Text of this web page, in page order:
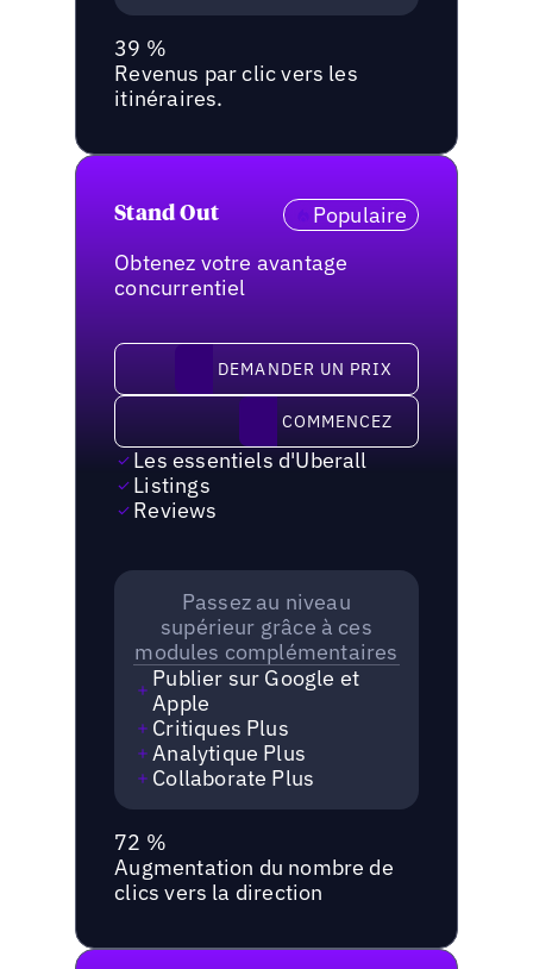
39 %
Revenus par clic vers les
itinéraires.
Stand Out
Populaire
Obtenez votre avantage
concurrentiel
demander un prixDEMANDER UN PRIX
Commencez COMMENCEZ
Les essentiels d'Uberall
Listings
Reviews
Passez au niveau
supérieur grâce à ces
modules complémentaires
Publier sur Google et
Apple
Critiques Plus
Analytique Plus
Collaborate Plus
72 %
Augmentation du nombre de
clics vers la direction